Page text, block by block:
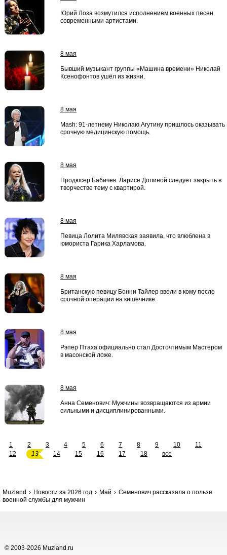
Юрий Лоза возмутился исполнением военных песен
современными артистами.
8 мая
Бывший музыкант группы «Машина времени» Николай
Ксенофонтов ушёл из жизни.
8 мая
Mash: 91-летнему Николаю Агутину пришлось оказывать
срочную медицинскую помощь.
8 мая
Продюсер Бабичев: Ларисе Долиной следует закрыть в
творчестве тему с квартирой.
8 мая
Певица Лолита Милявская заявила, что влюблена в
юмориста Гарика Харламова.
8 мая
Британскую певицу Бонни Тайлер ввели в кому после
срочной операции на кишечнике.
8 мая
Рэпер Птаха официально стал Досточтимым Мастером
в масонской ложе.
8 мая
Анна Семенович: Мужчины возвращаются из армии
сильными и дисциплинированными.
1 2 3 4 5 6 7 8 9 10
11
12
13 14 15 16 17 18 все
Muzland Новости за 2026 год Май
Семенович рассказала о пользе
военной службы для мужчин
© 2003-2026 Muzland.ru